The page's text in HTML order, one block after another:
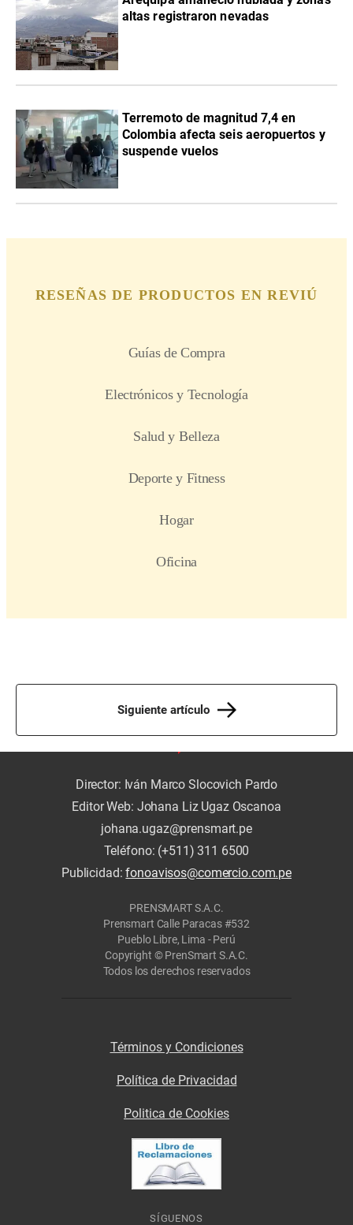
altas registraron nevadas
Terremoto de magnitud 7,4 en
Colombia afecta seis aeropuertos y
suspende vuelos
Siguiente artículo
Director: Iván Marco Slocovich Pardo
Editor Web: Johana Liz Ugaz Oscanoa
johana.ugaz@prensmart.pe
Teléfono: (+511) 311 6500
Publicidad:fonoavisos@comercio.com.pe
PRENSMART S.A.C.
Prensmart Calle Paracas #532
Pueblo Libre, Lima - Perú
Copyright © PrenSmart S.A.C.
Todos los derechos reservados
Términos y Condiciones
Política de Privacidad
Politica de Cookies
SÍGUENOS